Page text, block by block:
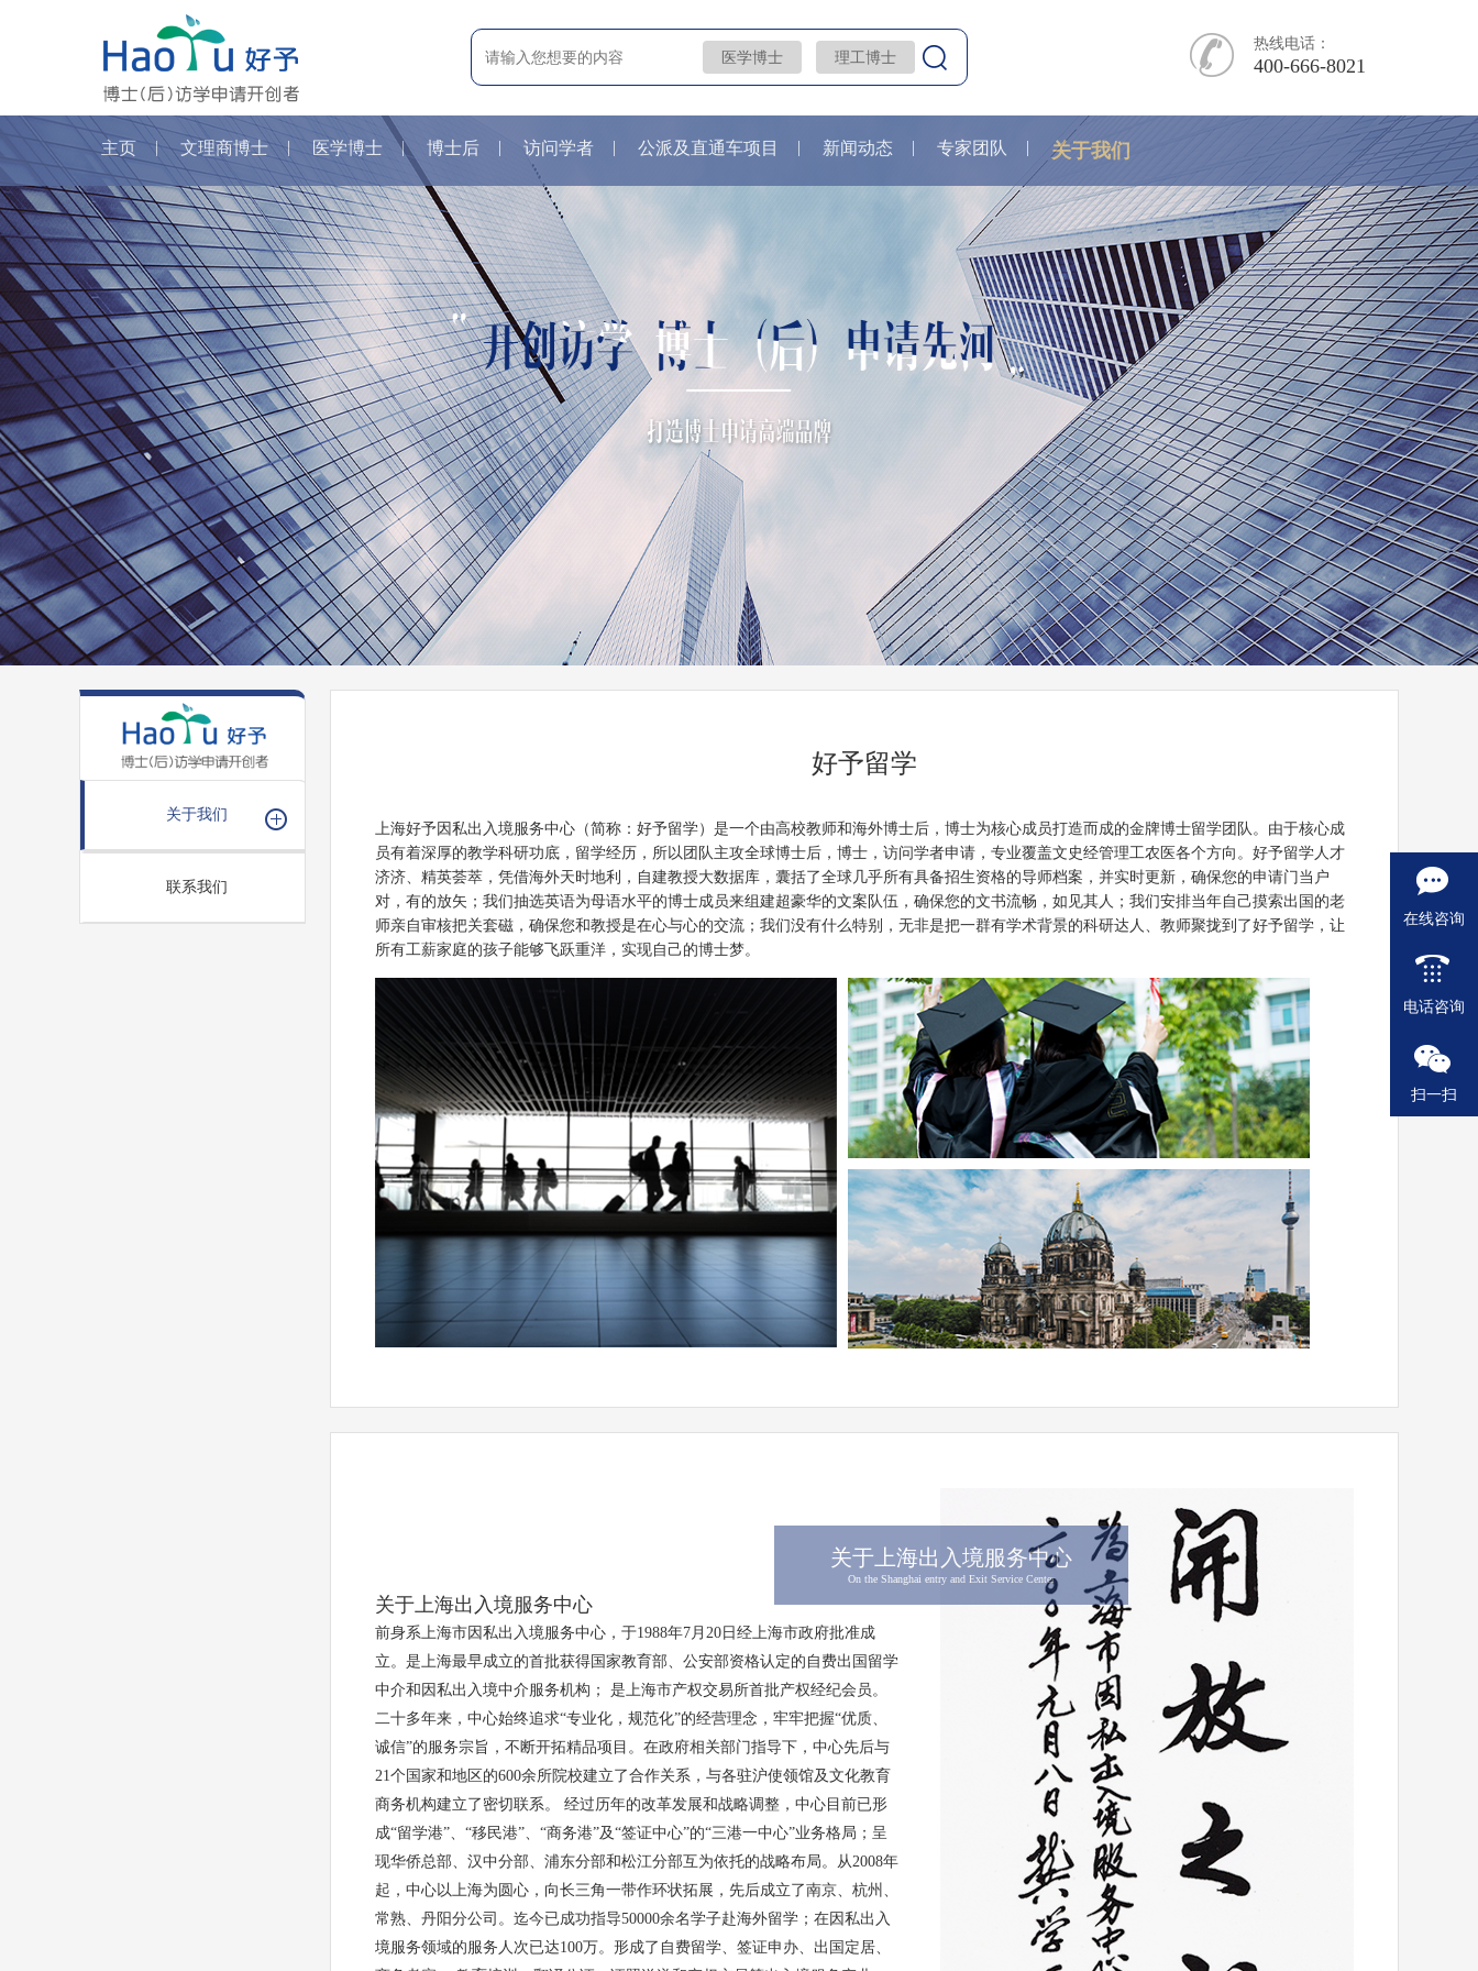
医学博士 理工博士
热线电话：
400-666-8021
主页 文理商博士 医学博士 博士后 访问学者 公派及直通车项目 新闻动态 专家团队 关于我们
关于我们
联系我们
好予留学
上海好予因私出入境服务中心（简称：好予留学）是一个由高校教师和海外博士后，博士为核心成员打造而成的金牌博士留学团队。由于核心成
员有着深厚的教学科研功底，留学经历，所以团队主攻全球博士后，博士，访问学者申请，专业覆盖文史经管理工农医各个方向。好予留学人才
济济、精英荟萃，凭借海外天时地利，自建教授大数据库，囊括了全球几乎所有具备招生资格的导师档案，并实时更新，确保您的申请门当户
对，有的放矢；我们抽选英语为母语水平的博士成员来组建超豪华的文案队伍，确保您的文书流畅，如见其人；我们安排当年自己摸索出国的老
师亲自审核把关套磁，确保您和教授是在心与心的交流；我们没有什么特别，无非是把一群有学术背景的科研达人、教师聚拢到了好予留学，让
所有工薪家庭的孩子能够飞跃重洋，实现自己的博士梦。
关于上海出入境服务中心
On the Shanghai entry and Exit Service Center
关于上海出入境服务中心
前身系上海市因私出入境服务中心，于1988年7月20日经上海市政府批准成
立。是上海最早成立的首批获得国家教育部、公安部资格认定的自费出国留学
中介和因私出入境中介服务机构； 是上海市产权交易所首批产权经纪会员。
二十多年来，中心始终追求“专业化，规范化”的经营理念，牢牢把握“优质、
诚信”的服务宗旨，不断开拓精品项目。在政府相关部门指导下，中心先后与
21个国家和地区的600余所院校建立了合作关系，与各驻沪使领馆及文化教育
商务机构建立了密切联系。 经过历年的改革发展和战略调整，中心目前已形
成“留学港”、“移民港”、“商务港”及“签证中心”的“三港一中心”业务格局；呈
现华侨总部、汉中分部、浦东分部和松江分部互为依托的战略布局。从2008年
起，中心以上海为圆心，向长三角一带作环状拓展，先后成立了南京、杭州、
常熟、丹阳分公司。迄今已成功指导50000余名学子赴海外留学；在因私出入
境服务领域的服务人次已达100万。形成了自费留学、签证申办、出国定居、
在线咨询
电话咨询
扫一扫